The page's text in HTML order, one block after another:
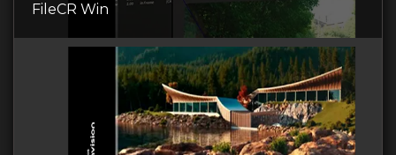
FileCR Win